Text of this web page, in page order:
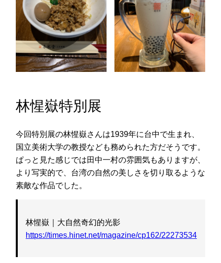
林惺嶽特別展
今回特別展の林惺嶽さんは1939年に台中で生まれ、
国立美術大学の教授なども務められた方だそうです。
ぱっと見た感じでは田中一村の雰囲気もありますが、
より写実的で、台湾の自然の美しさを切り取るような
素敵な作品でした。
林惺嶽｜大自然奇幻的光影
https://times.hinet.net/magazine/cp162/22273534